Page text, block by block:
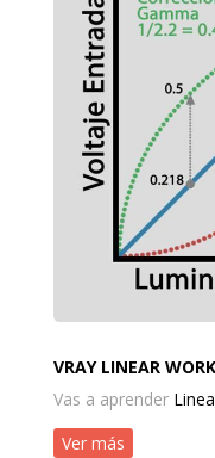
VRAY LINEAR
Vas a aprender
Ver más